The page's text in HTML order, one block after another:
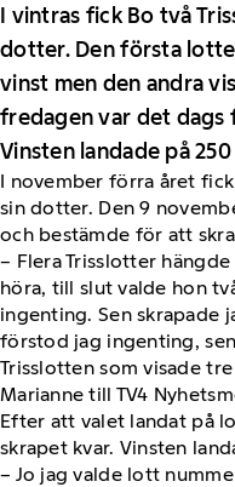
I vintras fick Bo två
dotter. Den första
vinst men den andra
fredagen var det dags
Vinsten landade på
I november förra året
sin dotter. Den 9
och bestämde för att
– Flera Trisslotter
höra, till slut valde hon
ingenting. Sen skrapade
förstod jag ingenting,
Trisslotten som visade
Marianne till TV4
Efter att valet landat på
skrapet kvar. Vinsten
– Jo jag valde lott